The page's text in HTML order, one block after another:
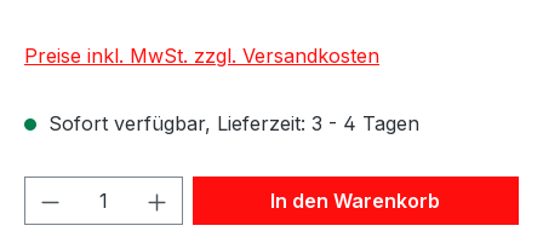
Preise inkl. MwSt. zzgl. Versandkosten
Sofort verfügbar, Lieferzeit: 3 - 4 Tagen
Produkt Anzahl: Gib denIn den Warenkorb